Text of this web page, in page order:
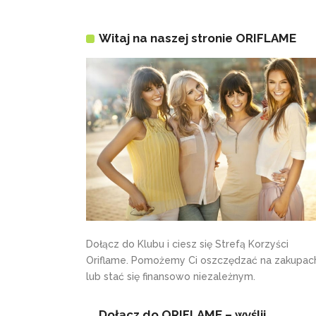
Witaj na naszej stronie ORIFLAME
Dołącz do Klubu i ciesz się Strefą Korzyści
Oriflame. Pomożemy Ci oszczędzać na
lub stać się finansowo niezależnym.